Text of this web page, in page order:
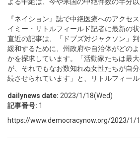
『ネイション』誌で中絶医療へのアクセ
イミー・リトルフィールド記者に最新の
直近の記事は、「ドブズ対ジャクソン」
緩和するために、州政府や自治体がどの
かを探求しています。「活動家たちは最
が、それでもなお数知れぬ女性たちが自
続させられています」と、リトルフィール
dailynews date: 2023/1/18(Wed)
記事番号: 1
https://www.democracynow.org/2023/1/